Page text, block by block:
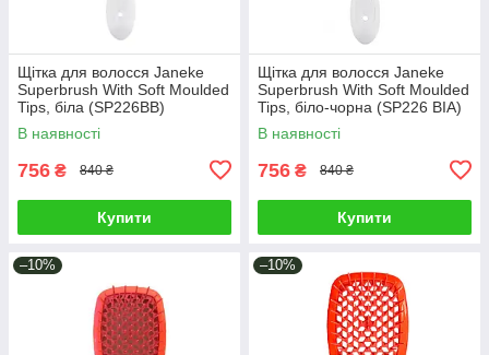
Щітка для волосся Janeke
Superbrush With Soft Moulded
Tips, біла (SP226BB)
В наявності
756 ₴ 840 ₴
Купити
Щітка для волосся Janeke
Superbrush With Soft Moulded
Tips, біло-чорна (SP226 BIA)
В наявності
756 ₴ 840 ₴
Купити
–10% –10%